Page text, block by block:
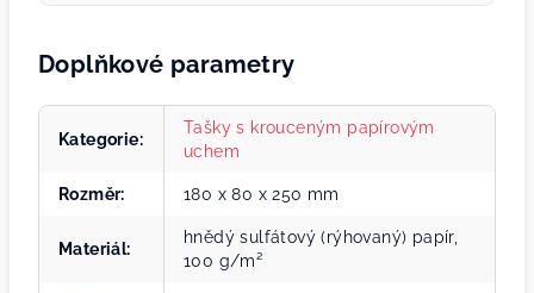
Doplňkové parametry
Kategorie:
Tašky s krouceným papírovým
uchem
Rozměr: 180 x 80 x 250 mm
Materiál:
hnědý sulfátový (rýhovaný) papír,
100 g/m²